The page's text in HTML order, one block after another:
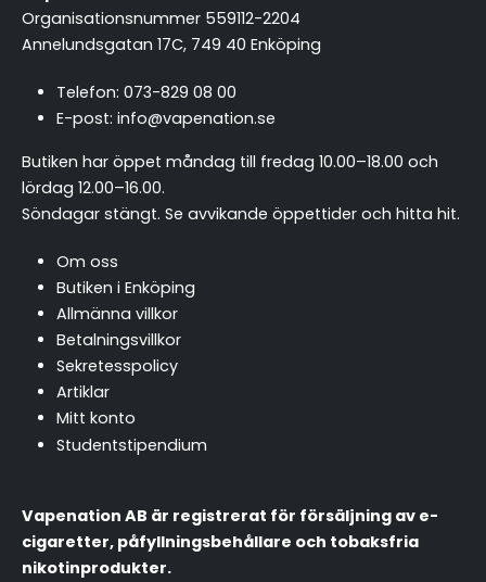
Organisationsnummer 559112-2204
Annelundsgatan 17C, 749 40 Enköping
Telefon: 073-829 08 00
E-post: info@vapenation.se
Butiken har öppet måndag till fredag 10.00–18.00 och
lördag 12.00–16.00.
Söndagar stängt. Se avvikande öppettider och hitta hit.
Om oss
Butiken i Enköping
Allmänna villkor
Betalningsvillkor
Sekretesspolicy
Artiklar
Mitt konto
Studentstipendium
Vapenation AB är registrerat för försäljning av e-
cigaretter, påfyllningsbehållare och tobaksfria
nikotinprodukter.